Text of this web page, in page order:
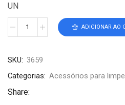
UN
ADICIONAR AO
SKU: 3659
Categorias: Acessórios para
Share: